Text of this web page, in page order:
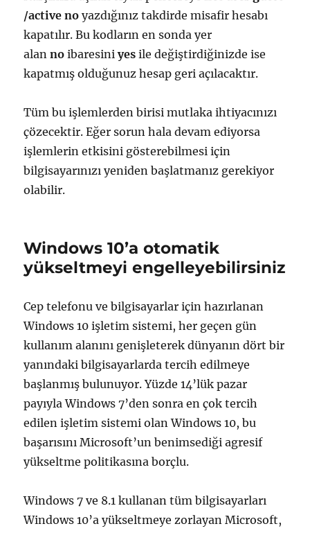
/active no yazdığınız takdirde misafir hesabı
kapatılır. Bu kodların en sonda yer
alanno ibaresiniyes ile değiştirdiğinizde ise
kapatmış olduğunuz hesap geri açılacaktır.
Tüm bu işlemlerden birisi mutlaka ihtiyacınızı
çözecektir. Eğer sorun hala devam ediyorsa
işlemlerin etkisini gösterebilmesi için
bilgisayarınızı yeniden başlatmanız gerekiyor
olabilir.
Windows 10’a otomatik
yükseltmeyi engelleyebilirsiniz
Cep telefonu ve bilgisayarlar için hazırlanan
Windows 10 işletim sistemi, her geçen gün
kullanım alanını genişleterek dünyanın dört bir
yanındaki bilgisayarlarda tercih edilmeye
başlanmış bulunuyor. Yüzde 14’lük pazar
payıyla Windows 7’den sonra en çok tercih
edilen işletim sistemi olan Windows 10, bu
başarısını Microsoft’un benimsediği agresif
yükseltme politikasına borçlu.
Windows 7 ve 8.1 kullanan tüm bilgisayarları
Windows 10’a yükseltmeye zorlayan Microsoft,